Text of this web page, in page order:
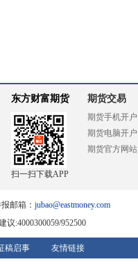
东方财富期货
扫一扫下载APP
期货交易
期货手机开户
期货电脑开户
期货官方网站
邮箱： jubao@eastmoney.com
议:4000300059/952500
稿启事 友情链接